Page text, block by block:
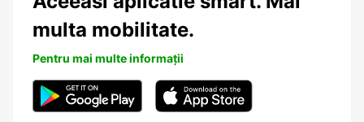
multa mobilitate.
Pentru mai multe informații